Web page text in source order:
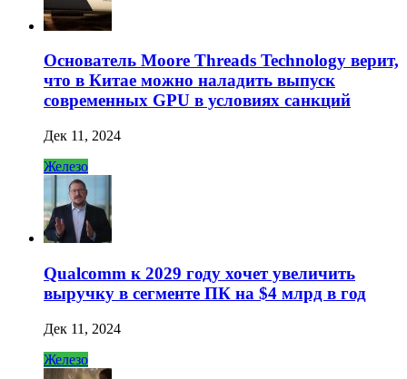
Основатель Moore Threads Technology верит,
что в Китае можно наладить выпуск
современных GPU в условиях санкций
Дек 11, 2024
Железо
Qualcomm к 2029 году хочет увеличить
выручку в сегменте ПК на $4 млрд в год
Дек 11, 2024
Железо